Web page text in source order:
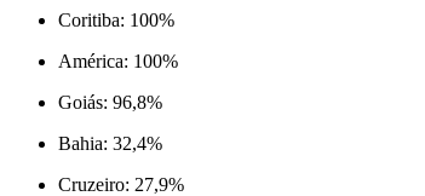
Coritiba: 100%
América: 100%
Goiás: 96,8%
Bahia: 32,4%
Cruzeiro: 27,9%